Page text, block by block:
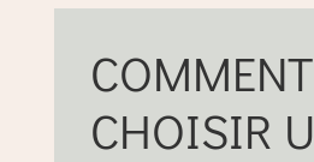
COMMENT
CHOISIR